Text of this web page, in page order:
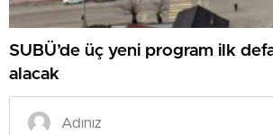
SUBÜ’de üç yeni program ilk
alacak